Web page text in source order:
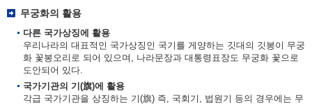
무궁화의 활용
다른 국가상징에 활용
우리나라의 대표적인 국가상징인 국기를 게양하는 깃대의 깃봉이 무궁
화 꽃봉오리로 되어 있으며, 나라문장과 대통령표장도 무궁화 꽃으로
도안되어 있다.
국가기관의 기(旗)에 활용
각급 국가기관을 상징하는 기(旗) 즉, 국회기, 법원기 등의 경우에는 무